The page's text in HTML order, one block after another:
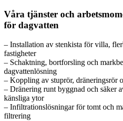
Våra tjänster och
för dagvatten
– Installation av stenkista för villa,
fastigheter
– Schaktning, bortforsling och
dagvattenlösning
– Koppling av stuprör, dräneringsrör
– Dränering runt byggnad och säker
känsliga ytor
– Infiltrationslösningar för tomt och
filtrering